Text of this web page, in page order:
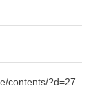
contents/?d=27